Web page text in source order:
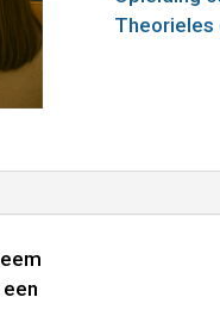
Theorieles